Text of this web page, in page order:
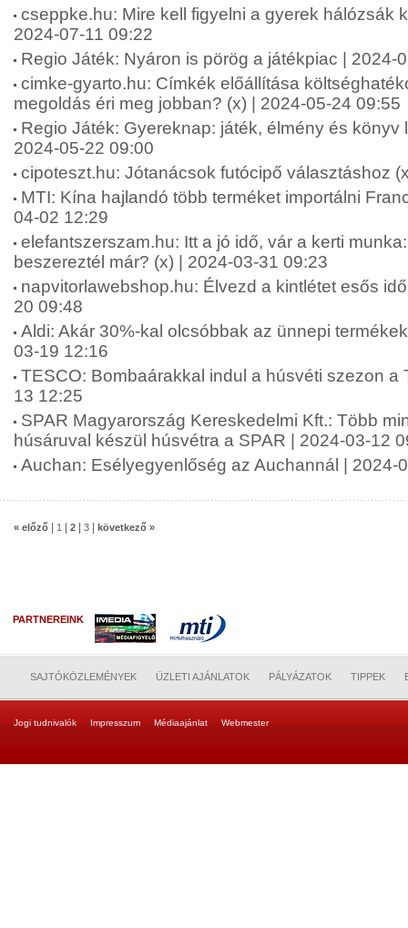
cseppke.hu: Mire kell figyelni a gyerek hálózsák
2024-07-11 09:22
Regio Játék: Nyáron is pörög a játékpiac | 2024-
cimke-gyarto.hu: Címkék előállítása
megoldás éri meg jobban? (x) | 2024-05-24 09:55
Regio Játék: Gyereknap: játék, élmény és könyv
2024-05-22 09:00
cipoteszt.hu: Jótanácsok futócipő választáshoz
MTI: Kína hajlandó több terméket importálni
04-02 12:29
elefantszerszam.hu: Itt a jó idő, vár a kerti
beszereztél már? (x) | 2024-03-31 09:23
napvitorlawebshop.hu: Élvezd a kintlétet esős
20 09:48
Aldi: Akár 30%-kal olcsóbbak az ünnepi
03-19 12:16
TESCO: Bombaárakkal indul a húsvéti szezon a
13 12:25
SPAR Magyarország Kereskedelmi Kft.: Több
húsáruval készül húsvétra a SPAR | 2024-03-12
Auchan: Esélyegyenlőség az Auchannál | 2024-
« előző 1 2 3 következő »
PARTNEREINK
SAJTÓKÖZLEMÉNYEK ÜZLETI AJÁNLATOK PÁLYÁZATOK TIPPEK
Jogi tudnivalók Impresszum Médiaajánlat Webmester